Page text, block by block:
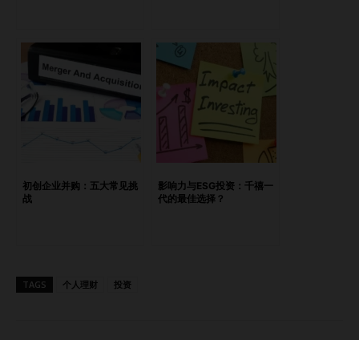
到底为什么要买这个？” 这个问题的答案可能揭示出更深层的
情感需求——安慰、被认同、或控制感。一旦我们意识到这些
动机，便能更有意识地管理消费行为。 3. 储蓄：在匮乏与“漏
出”之间找到平衡 虽然储蓄是被广泛认可的良好习惯，但 Gail
指出，走极端也是危险的： 囤积式储蓄：反映出对未来的恐
惧与“永远不够”的匮乏思维； 金钱“漏出”：多由过度付出、冲
一端，有助于建立一种既不压抑生活，也能实现财务目标的储
全赔了怎么办？” 这些是很多人脑中的“剧本”，尤其是女性与
初创企业并购：五大常见挑
战
影响力与ESG投资：千禧一
代的最佳选择？
TAGS 个人理财 投资